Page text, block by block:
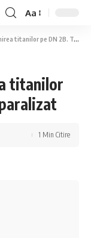
Aa
pe DN 2B. Traficul a fost paralizat
titanilor
1 Min Citire